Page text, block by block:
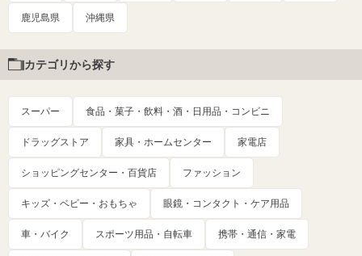
鹿児島県 沖縄県
カテゴリから探す
スーパー 食品・菓子・飲料・酒・日用品・コンビニ
ドラッグストア 家具・ホームセンター 家電店
ショッピングセンター・百貨店 ファッション
キッズ・ベビー・おもちゃ 眼鏡・コンタクト・ケア用品
車・バイク スポーツ用品・自転車 携帯・通信・家電